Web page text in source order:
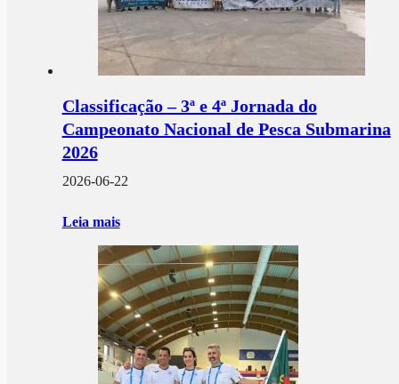
Classificação – 3ª e 4ª Jornada do
Campeonato Nacional de Pesca Submarina
2026
2026-06-22
Leia mais